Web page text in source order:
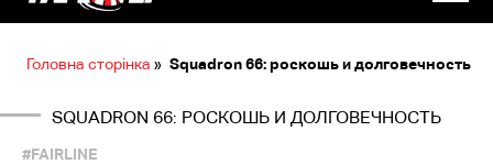
Головна сторінка » Squadron 66: роскошь и долговечность
SQUADRON 66: РОСКОШЬ И ДОЛГОВЕЧНОСТЬ
#FAIRLINE